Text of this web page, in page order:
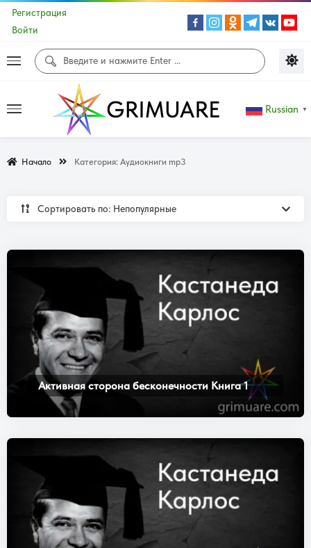
Регистрация
Войти
Russian ▼
Начало Категория: Аудиокниги mp3
Сортировать по: Непопулярные
Активная сторона бесконечности Книга 1